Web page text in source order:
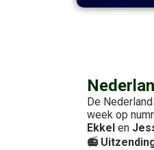
De
week op
Ekkel en
📻